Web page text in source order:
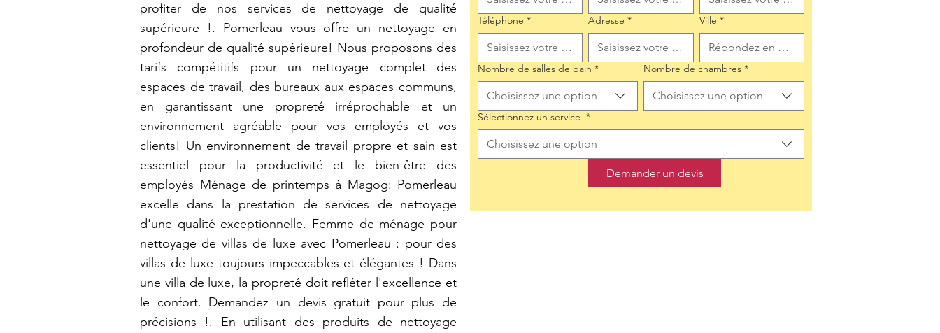
profiter de nos services de nettoyage de qualité
supérieure !. Pomerleau vous offre un nettoyage en
profondeur de qualité supérieure! Nous proposons des
tarifs compétitifs pour un nettoyage complet des
espaces de travail, des bureaux aux espaces communs,
en garantissant une propreté irréprochable et un
environnement agréable pour vos employés et vos
clients! Un environnement de travail propre et sain est
essentiel pour la productivité et le bien-être des
employés Ménage de printemps à Magog: Pomerleau
excelle dans la prestation de services de nettoyage
d'une qualité exceptionnelle. Femme de ménage pour
nettoyage de villas de luxe avec Pomerleau : pour des
villas de luxe toujours impeccables et élégantes ! Dans
une villa de luxe, la propreté doit refléter l'excellence et
le confort. Demandez un devis gratuit pour plus de
précisions !. En utilisant des produits de nettoyage
Téléphone * Adresse * Ville *
Nombre de salles de bain *
Choisissez une option
Nombre de chambres *
Choisissez une option
Sélectionnez un service *
Choisissez une option
Demander un devis